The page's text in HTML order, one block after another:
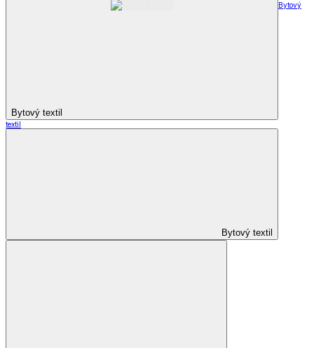
Bytový textil
Bytový
textil
Bytový textil